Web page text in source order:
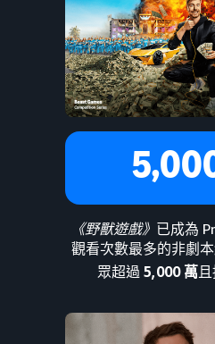
《野獸遊戲》 已成為
觀看次數最多的非劇
眾超過 5,000 萬且